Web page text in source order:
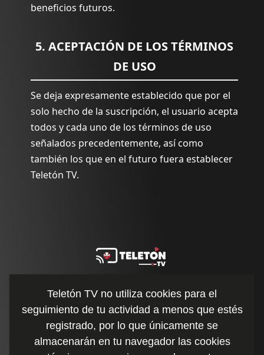
beneficios futuros.
5. ACEPTACIÓN DE LOS TÉRMINOS
DE USO
Se deja expresamente establecido que por el
solo hecho de la suscripción, el usuario acepta
todos y cada uno de los términos de uso
señalados precedentemente, así como
también los que en el futuro fuera establecer
Teletón TV.
Políticas de cookies
FAQs
Teletón TV no utiliza cookies para el
seguimiento de tu actividad a menos que estés
registrado, por lo que únicamente se
almacenarán en tu navegador las cookies